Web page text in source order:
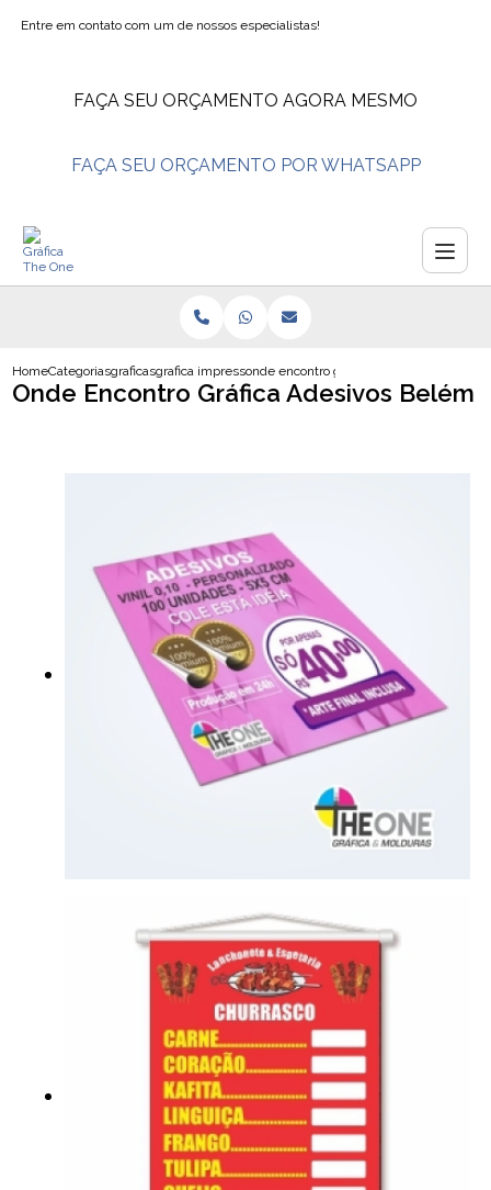
Entre em contato com um de nossos especialistas!
FAÇA SEU ORÇAMENTO AGORA MESMO
FAÇA SEU ORÇAMENTO POR WHATSAPP
HomeCategoriasgraficasgrafica impressaoonde encontro grafica adesivos belem
Onde Encontro Gráfica Adesivos Belém